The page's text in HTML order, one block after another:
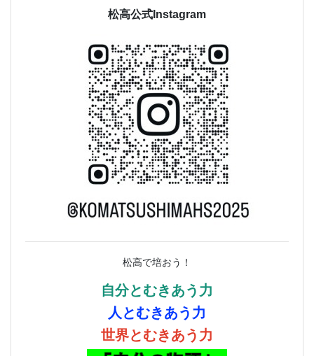
松高公式Instagram
松高で培おう！
自分とむきあう力
人とむきあう力
世界とむきあう力